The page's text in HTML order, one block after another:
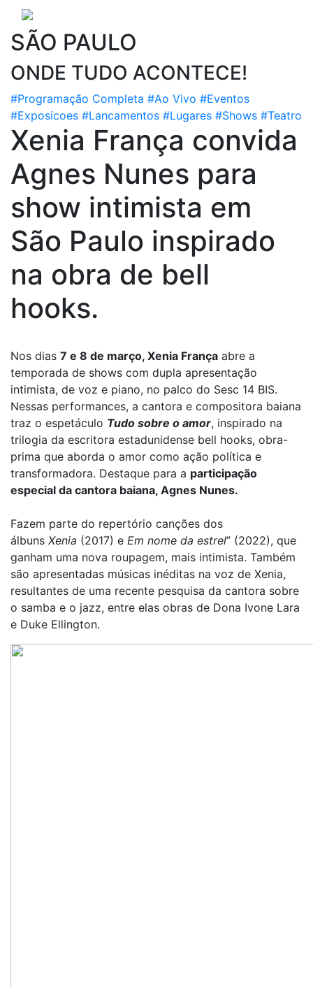
SÃO PAULO
ONDE TUDO ACONTECE!
#Programação Completa #Ao Vivo #Eventos
#Exposicoes #Lancamentos #Lugares #Shows #Teatro
Xenia França convida
Agnes Nunes para
show intimista em
São Paulo inspirado
na obra de bell
hooks.
Nos dias 7 e 8 de março, Xenia França abre a
temporada de shows com dupla apresentação
intimista, de voz e piano, no palco do Sesc 14 BIS.
Nessas performances, a cantora e compositora baiana
traz o espetáculo Tudo sobre o amor, inspirado na
trilogia da escritora estadunidense bell hooks, obra-
prima que aborda o amor como ação política e
transformadora. Destaque para a participação
especial da cantora baiana, Agnes Nunes.
Fazem parte do repertório canções dos
álbuns Xenia (2017) e Em nome da estrel” (2022), que
ganham uma nova roupagem, mais intimista. Também
são apresentadas músicas inéditas na voz de Xenia,
resultantes de uma recente pesquisa da cantora sobre
o samba e o jazz, entre elas obras de Dona Ivone Lara
e Duke Ellington.